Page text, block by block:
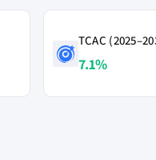
TCAC
7.1%